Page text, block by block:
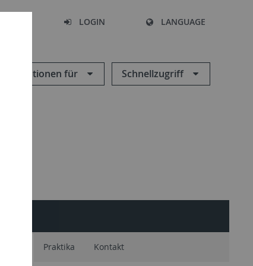
LOGIN LANGUAGE
Informationen für Schnellzugriff
Praktika Kontakt